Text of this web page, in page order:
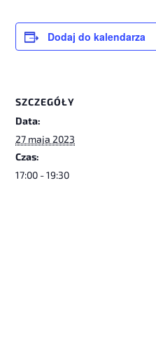
Dodaj do kalendarza
SZCZEGÓŁY
Data:
27 maja 2023
Czas:
17:00 - 19:30